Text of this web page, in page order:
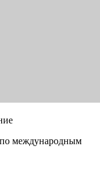
по международным